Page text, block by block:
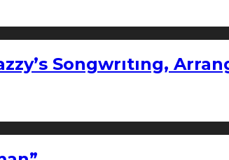
Songwrıtıng,